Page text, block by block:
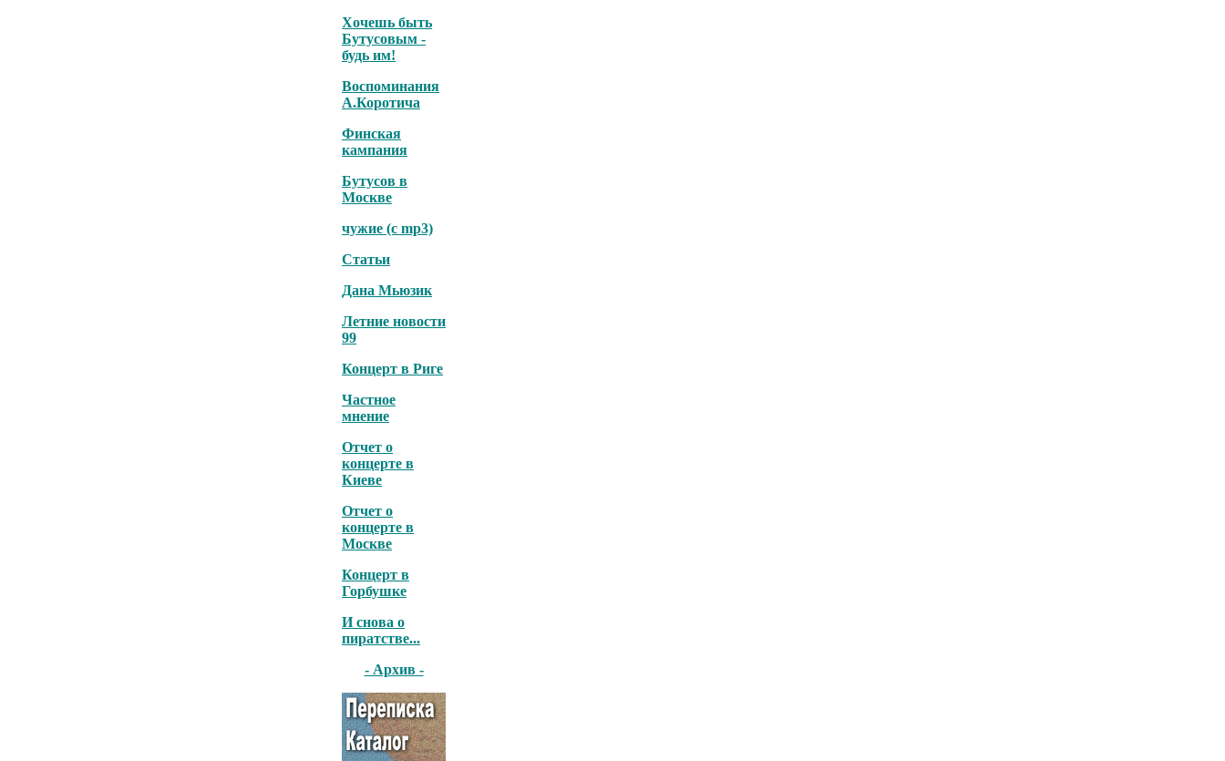
Хочешь быть
Бутусовым -
будь им!
Воспоминания
А.Коротича
Финская
кампания
Бутусов в
Москве
чужие (с mp3)
Статьи
Дана Мьюзик
Летние новости
99
Концерт в Риге
Частное
мнение
Отчет о
концерте в
Киеве
Отчет о
концерте в
Москве
Концерт в
Горбушке
И снова о
пиратстве...
- Архив -